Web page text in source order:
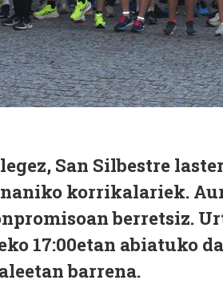
San Silbestre
korrikalariek.
berretsiz.
17:00etan abiatuko
barrena.